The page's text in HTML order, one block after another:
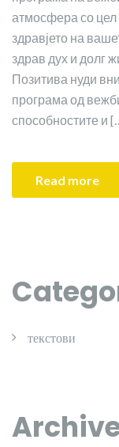
атмосфера со цел
здравјето на
здрав дух и долг
Позитива нуди
програма од
способностите и
Read more
текстови